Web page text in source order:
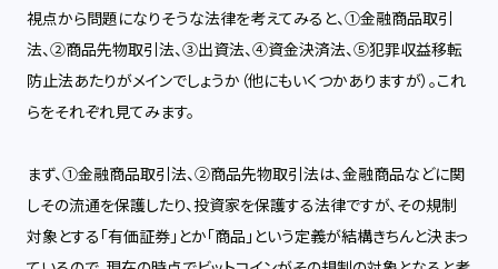
視点から問題になりそうな法律を考えてみると、①金融商品取引
法、②商品先物取引法、③出資法、④資金決済法、⑤犯罪収益移転
防止法あたりがメインでしょうか（他にもいくつかありますが）。これ
らをそれぞれ見てみます。
まず、①金融商品取引法、②商品先物取引法は、金融商品などに関
しその流通を保護したり、投資家を保護する法律ですが、その規制
対象とする「有価証券」とか「商品」という定義が結構きちんと決まっ